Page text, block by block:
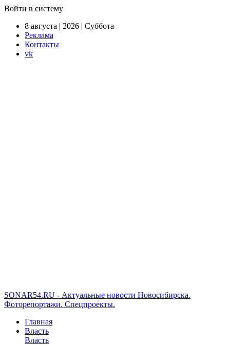
Войти в систему
8 августа | 2026 | Суббота
Реклама
Контакты
vk
SONAR54.RU - Актуальные новости Новосибирска.
Фоторепортажи. Спецпроекты.
Главная
Власть
Власть